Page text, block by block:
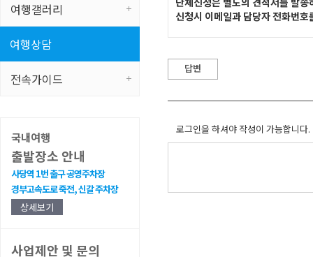
여행갤러리
여행상담
전속가이드
국내여행
출발장소 안내
사당역 1번 출구 공영주차장
경부고속도로 죽전, 신갈 주차장
상세보기
사업제안 및 문의
신청시 이메일과 담당자 전화번호
답변
로그인을 하셔야 작성이 가능합니다.